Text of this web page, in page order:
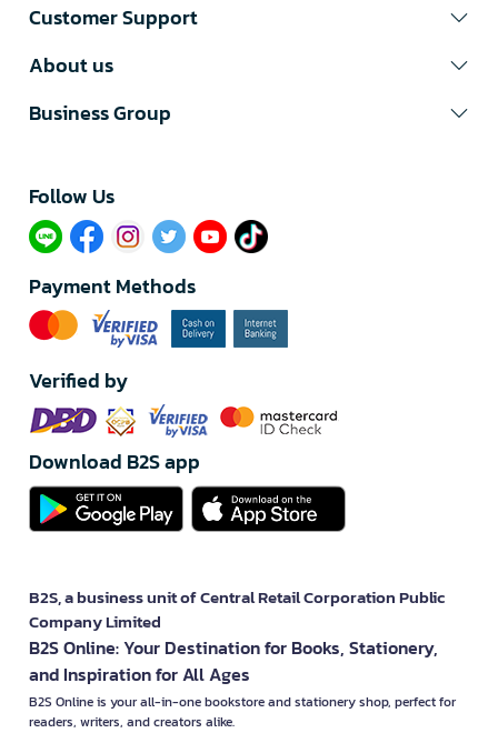
Customer Support
About us
Business Group
Follow Us​
Payment Methods
Verified by
Download B2S app
B2S, a business unit of Central Retail Corporation Public
Company Limited
B2S Online: Your Destination for Books, Stationery,
and Inspiration for All Ages
B2S Online is your all-in-one bookstore and stationery shop, perfect for
readers, writers, and creators alike.